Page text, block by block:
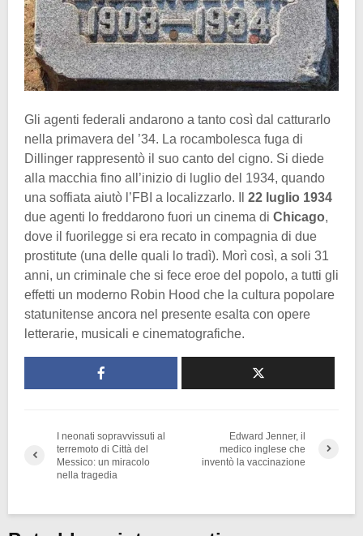
Gli agenti federali andarono a tanto così dal catturarlo
nella primavera del ’34. La rocambolesca fuga di
Dillinger rappresentò il suo canto del cigno. Si diede
alla macchia fino all’inizio di luglio del 1934, quando
una soffiata aiutò l’FBI a localizzarlo. Il 22 luglio 1934
due agenti lo freddarono fuori un cinema di Chicago,
dove il fuorilegge si era recato in compagnia di due
prostitute (una delle quali lo tradì). Morì così, a soli 31
anni, un criminale che si fece eroe del popolo, a tutti gli
effetti un moderno Robin Hood che la cultura popolare
statunitense ancora nel presente esalta con opere
letterarie, musicali e cinematografiche.
I neonati sopravvissuti al
terremoto di Città del
Messico: un miracolo
nella tragedia
Edward Jenner, il
medico inglese che
inventò la vaccinazione